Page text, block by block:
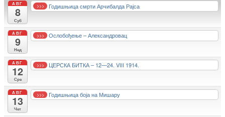
АВГ
8
Суб
>>> Годишњица смрти Арчибалда Рајса
АВГ
9
Нед
>>> Ослобођење – Александровац
АВГ
12
Сре
>>> ЦЕРСКА БИТКА – 12—24. VIII 1914.
АВГ
13
Чет
>>> Годишњица боја на Мишару